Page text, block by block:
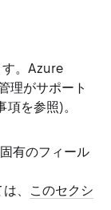
。Azure
理がサポート
を参照)。
有のフィール
、
このセクシ